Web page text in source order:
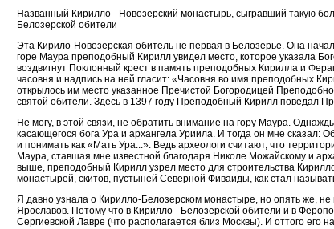
Названный Кирилло - Новозерский монастырь, сыгравший такую
Белозерской обители
Эта Кирило-Новозерская обитель не первая в Белозерье. Она
горе Маура преподобный Кирилл увидел место, которое указала
воздвигнут Поклонный крест в память преподобных Кирилла и
часовня и надпись на ней гласит: «Часовня во имя преподобных
открылось им место указанное Пречистой Богородицей
святой обители. Здесь в 1397 году Преподобный Кирилл поведал
Не могу, в этой связи, не обратить внимание на гору Маура.
касающегося бога Ура и архангела Уриила. И тогда он мне
и понимать как «Мать Ура...». Ведь археологи считают, что
Маура, ставшая мне известной благодаря Николе Можайскому и
выше, преподобный Кирилл узрел место для строительства
монастырей, скитов, пустыней Северной Фиваиды, как стал
Я давно узнала о Кирилло-Белозерском монастыре, но опять же,
Ярославов. Потому что в Кирилло - Белозерской обители и в
Сергиевской Лавре (что располагается близ Москвы). И оттого его